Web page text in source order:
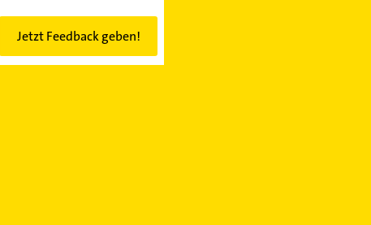
Jetzt Feedback geben!